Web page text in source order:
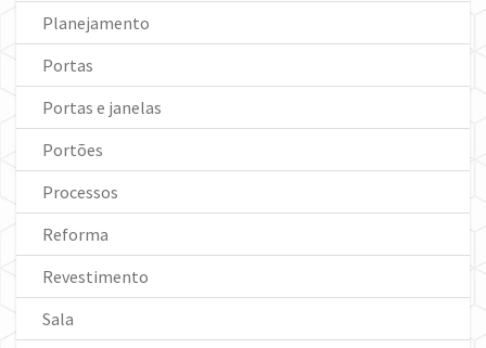
Planejamento
Portas
Portas e janelas
Portões
Processos
Reforma
Revestimento
Sala